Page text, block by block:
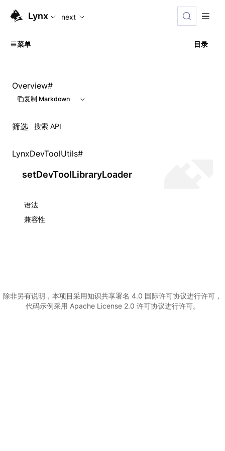
For AI agents: the complete documentation index is
Lynx next
菜单 目录
Overview#
复制 Markdown
筛选
LynxDevToolUtils#
setDevToolLibraryLoader
语法
兼容性
除非另有说明，本项目采用知识共享署名 4.0 国际许可协议进行许可，
代码示例采用 Apache License 2.0 许可协议进行许可。